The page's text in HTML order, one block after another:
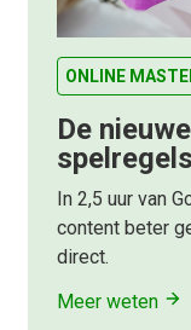
ONLINE
De
spelregels
In 2,5 uur van
content beter
direct.
Meer weten